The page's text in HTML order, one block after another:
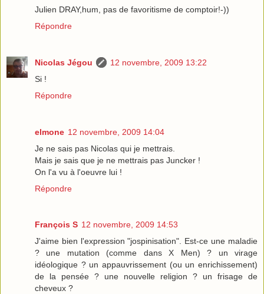
Julien DRAY,hum, pas de favoritisme de comptoir!-))
Répondre
Nicolas Jégou
12 novembre, 2009 13:22
Si !
Répondre
elmone 12 novembre, 2009 14:04
Je ne sais pas Nicolas qui je mettrais.
Mais je sais que je ne mettrais pas Juncker !
On l'a vu à l'oeuvre lui !
Répondre
François S 12 novembre, 2009 14:53
J'aime bien l'expression "jospinisation". Est-ce une maladie
? une mutation (comme dans X Men) ? un virage
idéologique ? un appauvrissement (ou un enrichissement)
de la pensée ? une nouvelle religion ? un frisage de
cheveux ?